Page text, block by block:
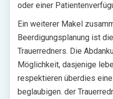
oder einer
Ein weiterer Makel
Beerdigungsplanung ist
Trauerredners. Die
Möglichkeit, dasjenige
respektieren überdies
beglaubigen. der